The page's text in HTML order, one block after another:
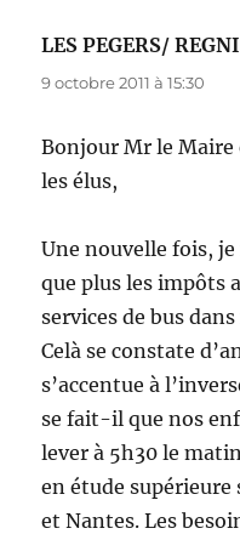
LES PEGERS/
9 octobre 2011 à 15:30
Bonjour Mr le Maire
les élus,
Une nouvelle fois,
que plus les impôts
services de bus
Celà se constate
s’accentue à
se fait-il que nos
lever à 5h30 le
en étude supérieure
et Nantes. Les